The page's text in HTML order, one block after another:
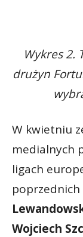
Wykres 2.
drużyn
W kwietniu
medialnych
ligach
Wojciech